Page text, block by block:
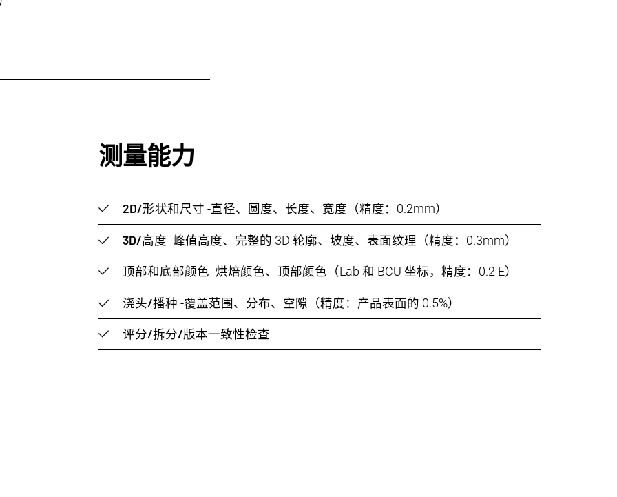
测量能力
2D/形状和尺寸-直径、圆度、长度、宽度（精度：0.2mm）
3D/高度-峰值高度、完整的 3D 轮廓、坡度、表面纹理（精度：0.3mm）
顶部和底部颜色-烘焙颜色、顶部颜色（Lab 和 BCU 坐标，精度：0.2 E）
浇头/播种-覆盖范围、分布、空隙（精度：产品表面的 0.5%）
评分/拆分/版本一致性检查